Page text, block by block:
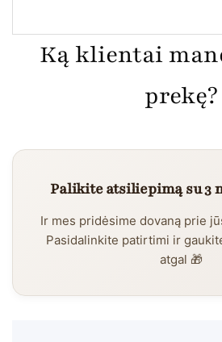
Ką klientai
prekę?
Palikite atsiliepimą su 3
Ir mes pridėsime dovaną prie
Pasidalinkite patirtimi ir
atgal 🎁